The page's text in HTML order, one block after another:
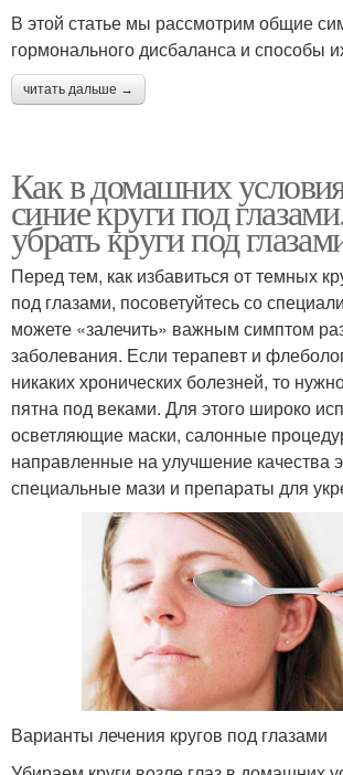
В этой статье мы рассмотрим общие
гормонального дисбаланса и способы
читать дальше →
Как в домашних
синие круги под
убрать круги под
Перед тем, как избавиться от темных
под глазами, посоветуйтесь со
можете «залечить» важным симптом
заболевания. Если терапевт и
никаких хронических болезней, то
пятна под веками. Для этого широко
осветляющие маски, салонные
направленные на улучшение качества
специальные мази и препараты для
Варианты лечения кругов под глазами